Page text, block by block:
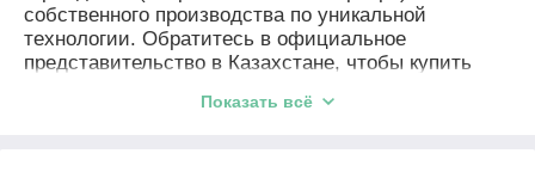
собственного производства по уникальной
технологии. Обратитесь в официальное
представительство в Казахстане, чтобы купить
проведения ремонтных работ, строительной
Показать всё